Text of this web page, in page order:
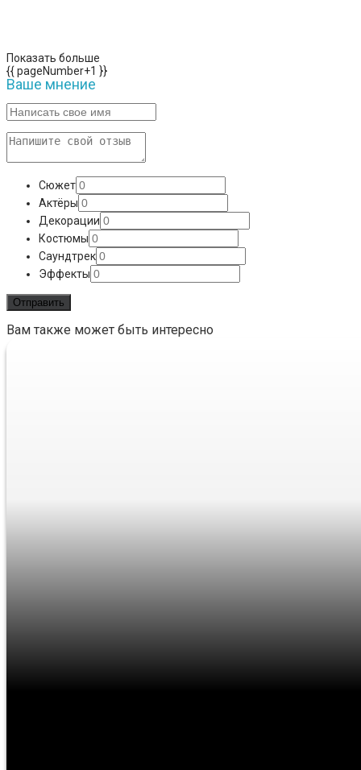
Показать больше
{{ pageNumber+1 }}
Ваше мнение
Сюжет
Актёры
Декорации
Костюмы
Саундтрек
Эффекты
Вам также может быть интересно